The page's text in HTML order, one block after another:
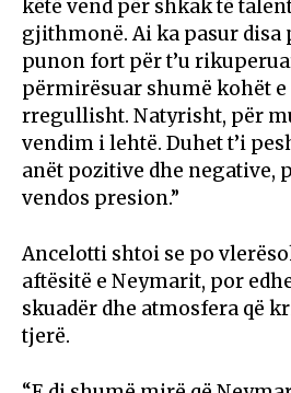
këtë vend për shkak të
gjithmonë. Ai ka pasur disa
punon fort për t’u
përmirësuar shumë kohët
rregullisht. Natyrisht, për
vendim i lehtë. Duhet t’i
anët pozitive dhe negative,
vendos presion.”
Ancelotti shtoi se po
aftësitë e Neymarit, por
skuadër dhe atmosfera që
tjerë.